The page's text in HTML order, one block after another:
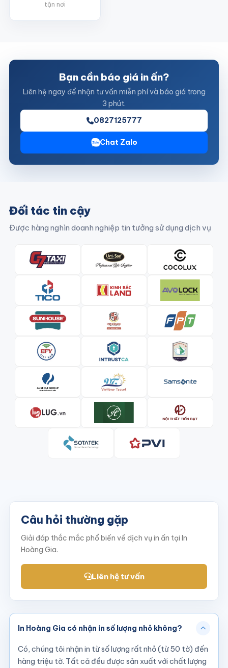
tận nơi
Bạn cần báo giá in ấn?
Liên hệ ngay để nhận tư vấn miễn phí và báo giá trong
3 phút.
0827125777
Chat Zalo
Đối tác tin cậy
Được hàng nghìn doanh nghiệp tin tưởng sử dụng dịch vụ
Câu hỏi thường gặp
Giải đáp thắc mắc phổ biến về dịch vụ in ấn tại In
Hoàng Gia.
Liên hệ tư vấn
In Hoàng Gia có nhận in số lượng nhỏ không?
Có, chúng tôi nhận in từ số lượng rất nhỏ (từ 50 tờ) đến
hàng triệu tờ. Tất cả đều được sản xuất với chất lượng